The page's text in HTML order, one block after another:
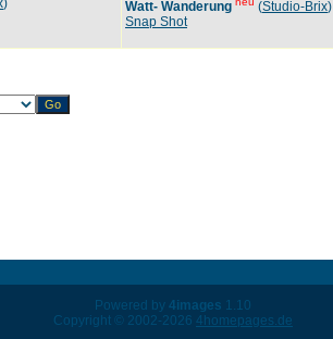
)
Watt- Wanderung (Studio-Brix)
Snap Shot
Powered by 4images 1.10
Copyright © 2002-2026 4homepages.de